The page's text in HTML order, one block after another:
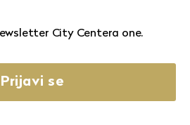
City Centera one.
Prijavi se